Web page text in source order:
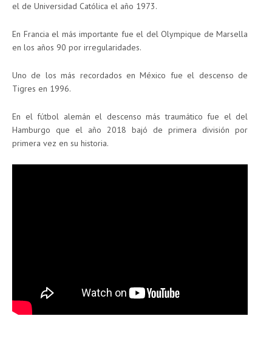
el de Universidad Católica el año 1973.
En Francia el más importante fue el del Olympique de Marsella
en los años 90 por irregularidades.
Uno de los más recordados en México fue el descenso de
Tigres en 1996.
En el fútbol alemán el descenso más traumático fue el del
Hamburgo que el año 2018 bajó de primera división por
primera vez en su historia.